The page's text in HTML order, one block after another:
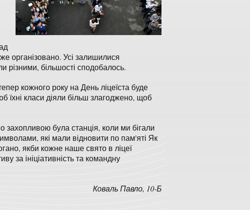
організовано. Усі залишилися
різними, більшості сподобалось.
кожного року на День ліцеїста буде
їхні класи діяли більш злагоджено, щоб
захопливою була станція, коли ми бігали
які мали відновити по пам'яті Як
якби кожне наше свято в ліцеї
за ініціативність та командну
Коваль Павло, 10-Б